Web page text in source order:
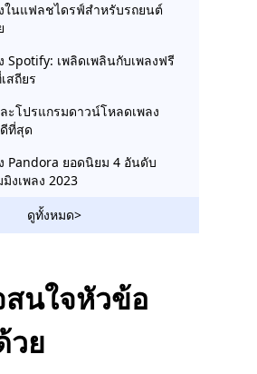
ในแฟลชไดรฟ์สำหรับรถยนต์
Spotify: เพลิดเพลินกับเพลงฟรี
สถียร
ะโปรแกรมดาวน์โหลดเพลง
ที่สุด
Pandora ยอดนิยม 4 อันดับ
งเพลง 2023
ตัดสินใจและดาวน์โหลด
ง่ายดาย
สุด [2023]
กับ Pandora | ผู้ชนะในการสตรี
ดูทั้งหมด>
นใจหัวข้อ
วย